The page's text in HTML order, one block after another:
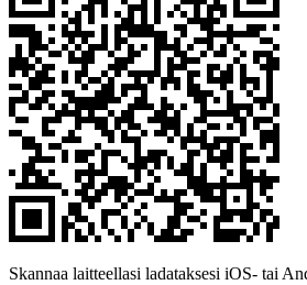
Skannaa laitteellasi ladataksesi iOS- tai